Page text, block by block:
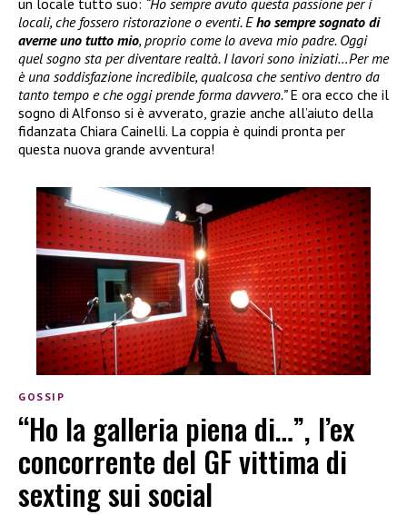
un locale tutto suo: “Ho sempre avuto questa passione per i
locali, che fossero ristorazione o eventi. Eho sempre sognato di
averne uno tutto mio, proprio come lo aveva mio padre. Oggi
quel sogno sta per diventare realtà. I lavori sono iniziati…Per me
è una soddisfazione incredibile, qualcosa che sentivo dentro da
tanto tempo e che oggi prende forma davvero.”E ora ecco che il
sogno di Alfonso si è avverato, grazie anche all’aiuto della
fidanzata Chiara Cainelli. La coppia è quindi pronta per
questa nuova grande avventura!
GOSSIP
“Ho la galleria piena di…”, l’ex
concorrente del GF vittima di
sexting sui social